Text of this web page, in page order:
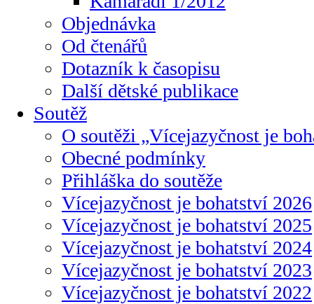
Objednávka
Od čtenářů
Dotazník k časopisu
Další dětské publikace
Soutěž
O soutěži „Vícejazyčnost je
Obecné podmínky
Přihláška do soutěže
Vícejazyčnost je bohatství 2026
Vícejazyčnost je bohatství 2025
Vícejazyčnost je bohatství 2024
Vícejazyčnost je bohatství 2023
Vícejazyčnost je bohatství 2022